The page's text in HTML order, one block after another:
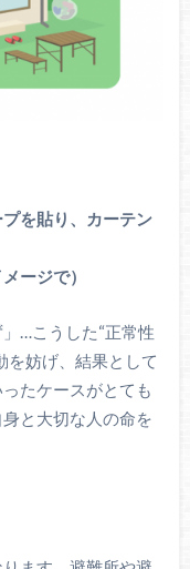
を貼り、カーテン
ージで）
…こうした“正常性
を妨げ、結果として
たケースがとても
と大切な人の命を